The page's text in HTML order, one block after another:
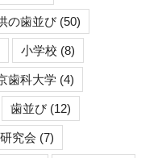
の歯並び (50)
小学校 (8)
歯科大学 (4)
歯並び (12)
究会 (7)